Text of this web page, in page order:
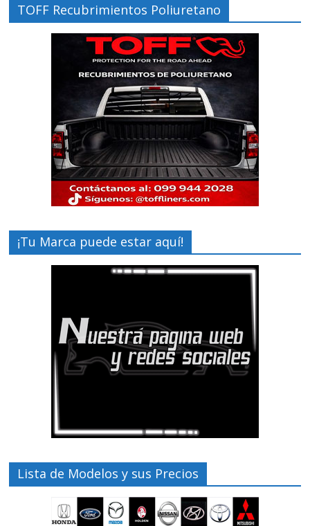
TOFF Recubrimientos Poliuretano
¡Tu Marca puede estar aquí!
Lista de Modelos y sus Precios